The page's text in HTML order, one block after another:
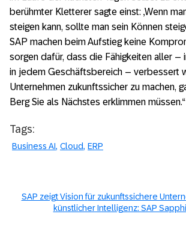
berühmter Kletterer sagte einst: ‚Wenn
steigen kann, sollte man sein Können
SAP machen beim Aufstieg keine
sorgen dafür, dass die Fähigkeiten aller –
in jedem Geschäftsbereich – verbessert
Unternehmen zukunftssicher zu machen,
Berg Sie als Nächstes erklimmen müssen.“
Tags:
Business AI Cloud ERP
SAP zeigt Vision für zukunftssichere
künstlicher Intelligenz: SAP